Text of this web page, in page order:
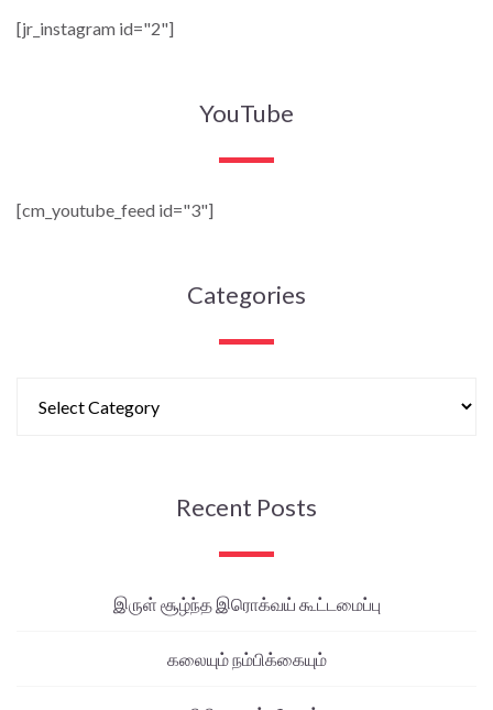
[jr_instagram id="2"]
YouTube
[cm_youtube_feed id="3"]
Categories
Recent Posts
இருள் சூழ்ந்த இரொக்வய் கூட்டமைப்பு
கலையும் நம்பிக்கையும்